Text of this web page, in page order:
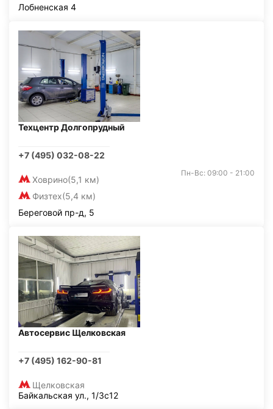
Лобненская 4
Техцентр Долгопрудный
+7 (495) 032-08-22
Ховрино(5,1 км)
Физтех(5,4 км)
Пн-Вс: 09:00 - 21:00
Береговой пр-д, 5
Автосервис Щелковская
+7 (495) 162-90-81
Щелковская
Байкальская ул., 1/3с12